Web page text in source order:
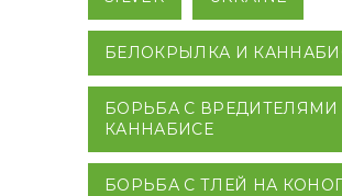
БЕЛОКРЫЛКА И
БОРЬБА С ВРЕДИТЕЛЯМИ
КАННАБИСЕ
БОРЬБА С ТЛЕЙ НА